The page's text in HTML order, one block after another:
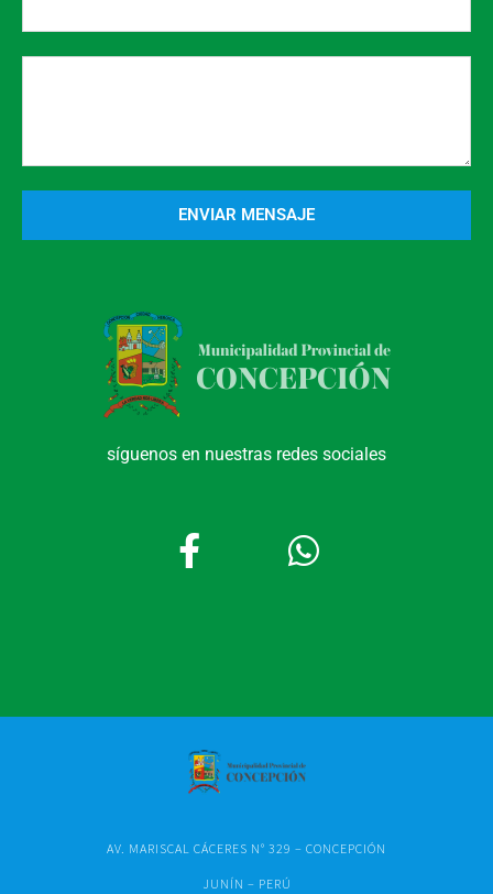
ENVIAR MENSAJE
síguenos en nuestras redes sociales
AV. MARISCAL CÁCERES N° 329 – CONCEPCIÓN
JUNÍN – PERÚ